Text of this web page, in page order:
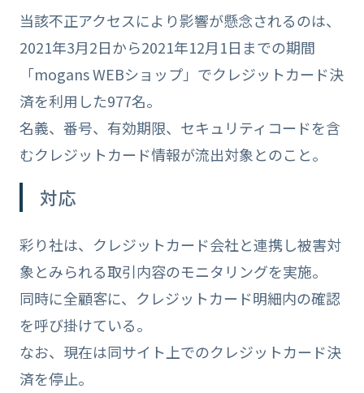
当該不正アクセスにより影響が懸念されるのは、
2021年3月2日から2021年12月1日までの期間
「mogans WEBショップ」でクレジットカード決
済を利用した977名。
名義、番号、有効期限、セキュリティコードを含
むクレジットカード情報が流出対象とのこと。
対応
彩り社は、クレジットカード会社と連携し被害対
象とみられる取引内容のモニタリングを実施。
同時に全顧客に、クレジットカード明細内の確認
を呼び掛けている。
なお、現在は同サイト上でのクレジットカード決
済を停止。